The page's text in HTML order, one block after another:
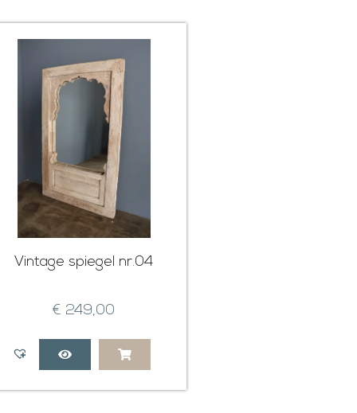
Vintage spiegel nr.04
€ 249,00